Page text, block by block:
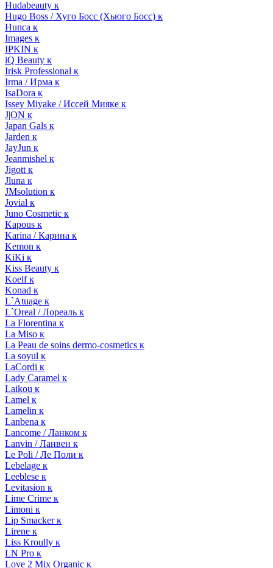
Hudabeauty к
Hugo Boss / Хуго Босс (Хьюго Босс) к
Hunca к
Images к
IPKIN к
iQ Beauty к
Irisk Professional к
Irma / Ирма к
IsaDora к
Issey Miyake / Иссей Мияке к
J|ON к
Japan Gals к
Jarden к
JayJun к
Jeanmishel к
Jigott к
Jluna к
JMsolution к
Jovial к
Juno Cosmetic к
Kapous к
Karina / Карина к
Kemon к
KiKi к
Kiss Beauty к
Koelf к
Konad к
L`Atuage к
L`Oreal / Лореаль к
La Florentina к
La Miso к
La Peau de soins dermo-cosmetics к
La soyul к
LaCordi к
Lady Caramel к
Laikou к
Lamel к
Lamelin к
Lanbena к
Lancome / Ланком к
Lanvin / Ланвен к
Le Poli / Ле Поли к
Lebelage к
Leeblese к
Levitasion к
Lime Crime к
Limoni к
Lip Smacker к
Lirene к
Liss Kroully к
LN Pro к
Love 2 Mix Organic к